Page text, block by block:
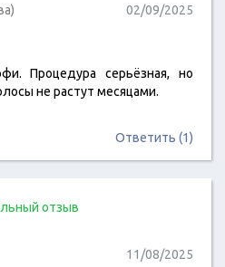
02/09/2025
Процедура серьёзная, но
не растут месяцами.
Ответить (1)
отзыв
11/08/2025